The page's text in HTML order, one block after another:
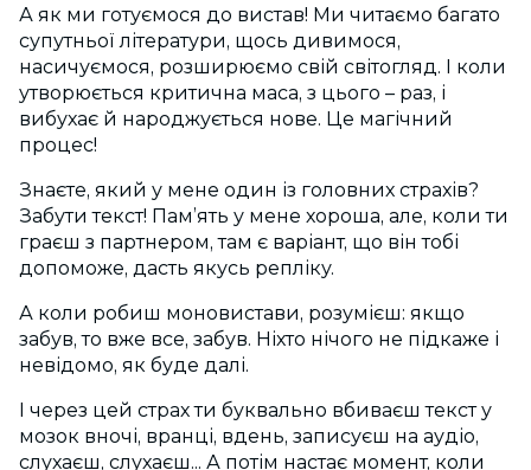
А як ми готуємося до вистав! Ми читаємо багато
супутньої літератури, щось дивимося,
насичуємося, розширюємо свій світогляд. І коли
утворюється критична маса, з цього – раз, і
вибухає й народжується нове. Це магічний
процес!
Знаєте, який у мене один із головних страхів?
Забути текст! Пам’ять у мене хороша, але, коли ти
граєш з партнером, там є варіант, що він тобі
допоможе, дасть якусь репліку.
А коли робиш моновистави, розумієш: якщо
забув, то вже все, забув. Ніхто нічого не підкаже і
невідомо, як буде далі.
І через цей страх ти буквально вбиваєш текст у
мозок вночі, вранці, вдень, записуєш на аудіо,
слухаєш, слухаєш... А потім настає момент, коли